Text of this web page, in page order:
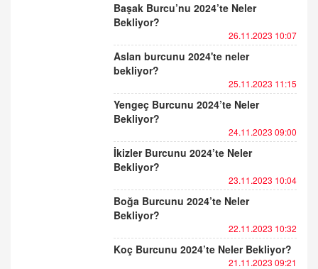
Başak Burcu’nu 2024’te Neler
Bekliyor?
26.11.2023 10:07
Aslan burcunu 2024'te neler
bekliyor?
25.11.2023 11:15
Yengeç Burcunu 2024’te Neler
Bekliyor?
24.11.2023 09:00
İkizler Burcunu 2024’te Neler
Bekliyor?
23.11.2023 10:04
Boğa Burcunu 2024’te Neler
Bekliyor?
22.11.2023 10:32
Koç Burcunu 2024’te Neler Bekliyor?
21.11.2023 09:21